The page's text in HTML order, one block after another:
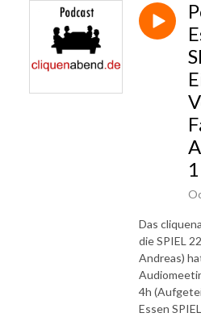
1
Das
die SPIEL
Andreas)
4h
Essen